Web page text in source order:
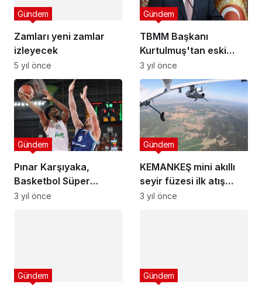
5 yıl önce
TBMM Başkanı
Kurtulmuş'tan eski
bakan Kutbettin Arzu
için taziye mesajı
Gündem
3 yıl önce
Pınar Karşıyaka,
Basketbol Süper
Ligi'nde 4. kez play-off
Gündem
3 yıl önce
KEMANKEŞ mini akıllı
seyir füzesi ilk atış
testini başarıyla
Gündem
3 yıl önce
HAZIRLANIRKEN;
5 yıl önce
araya gelecek